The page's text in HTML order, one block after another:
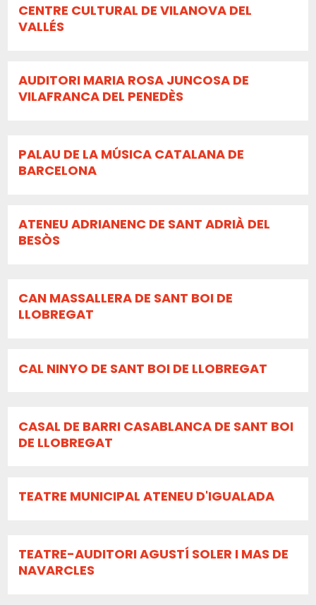
CENTRE CULTURAL DE VILANOVA DEL
VALLÉS
AUDITORI MARIA ROSA JUNCOSA DE
VILAFRANCA DEL PENEDÈS
PALAU DE LA MÚSICA CATALANA DE
BARCELONA
ATENEU ADRIANENC DE SANT ADRIÀ DEL
BESÒS
CAN MASSALLERA DE SANT BOI DE
LLOBREGAT
CAL NINYO DE SANT BOI DE LLOBREGAT
CASAL DE BARRI CASABLANCA DE SANT BOI
DE LLOBREGAT
TEATRE MUNICIPAL ATENEU D'IGUALADA
TEATRE-AUDITORI AGUSTÍ SOLER I MAS DE
NAVARCLES